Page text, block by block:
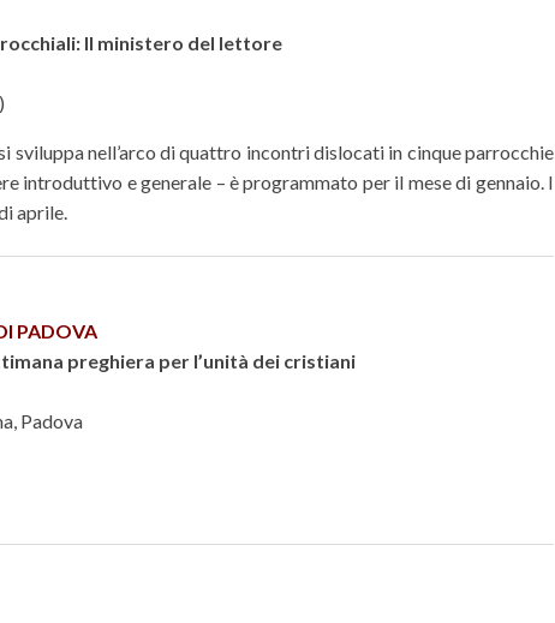
Il ministero del lettore
sviluppa nell’arco di quattro incontri dislocati in cinque parrocchie
introduttivo e generale – è programmato per il mese di gennaio. I
aprile.
PADOVA
preghiera per l’unità dei cristiani
Padova